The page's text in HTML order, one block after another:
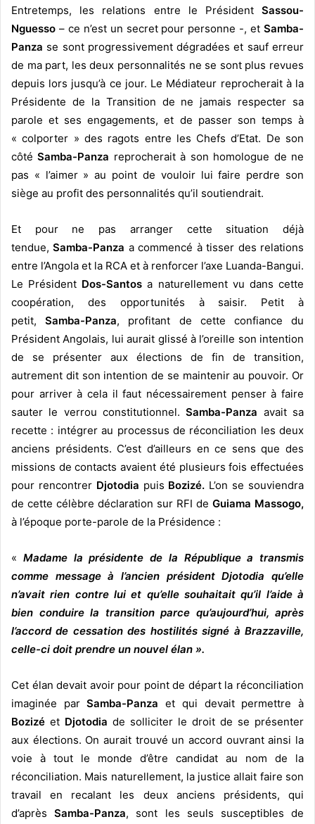
Entretemps, les relations entre le Président Sassou-
Nguesso – ce n’est un secret pour personne -, et Samba-
Panza se sont progressivement dégradées et sauf erreur
de ma part, les deux personnalités ne se sont plus revues
depuis lors jusqu’à ce jour. Le Médiateur reprocherait à la
Présidente de la Transition de ne jamais respecter sa
parole et ses engagements, et de passer son temps à
« colporter » des ragots entre les Chefs d’Etat. De son
côtéSamba-Panza reprocherait à son homologue de ne
pas « l’aimer » au point de vouloir lui faire perdre son
siège au profit des personnalités qu’il soutiendrait.
Et pour ne pas arranger cette situation déjà
tendue,Samba-Panza a commencé à tisser des relations
entre l’Angola et la RCA et à renforcer l’axe Luanda-Bangui.
Le Président Dos-Santos a naturellement vu dans cette
coopération, des opportunités à saisir. Petit à
petit,Samba-Panza, profitant de cette confiance du
Président Angolais, lui aurait glissé à l’oreille son intention
de se présenter aux élections de fin de transition,
autrement dit son intention de se maintenir au pouvoir. Or
pour arriver à cela il faut nécessairement penser à faire
sauter le verrou constitutionnel.Samba-Panza avait sa
recette : intégrer au processus de réconciliation les deux
anciens présidents. C’est d’ailleurs en ce sens que des
missions de contacts avaient été plusieurs fois effectuées
pour rencontrer Djotodia puis Bozizé. L’on se souviendra
de cette célèbre déclaration sur RFI de Guiama Massogo,
à l’époque porte-parole de la Présidence :
« Madame la présidente de la République a transmis
comme message à l’ancien président Djotodia qu’elle
n’avait rien contre lui et qu’elle souhaitait qu’il l’aide à
bien conduire la transition parce qu’aujourd’hui, après
l’accord de cessation des hostilités signé à Brazzaville,
celle-ci doit prendre un nouvel élan ».
Cet élan devait avoir pour point de départ la réconciliation
imaginée parSamba-Panza et qui devait permettre à
Bozizé et Djotodia de solliciter le droit de se présenter
aux élections. On aurait trouvé un accord ouvrant ainsi la
voie à tout le monde d’être candidat au nom de la
réconciliation. Mais naturellement, la justice allait faire son
travail en recalant les deux anciens présidents, qui
d’aprèsSamba-Panza, sont les seuls susceptibles de